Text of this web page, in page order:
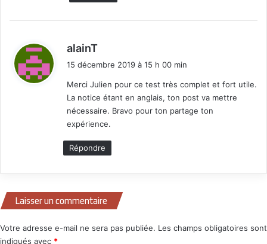
alainT
:
15 décembre 2019 à 15 h 00 min
Merci Julien pour ce test très complet et fort utile.
La notice étant en anglais, ton post va mettre
nécessaire. Bravo pour ton partage ton
expérience.
Répondre
Laisser un commentaire
Votre adresse e-mail ne sera pas publiée. Les champs obligatoires sont
indiqués avec *